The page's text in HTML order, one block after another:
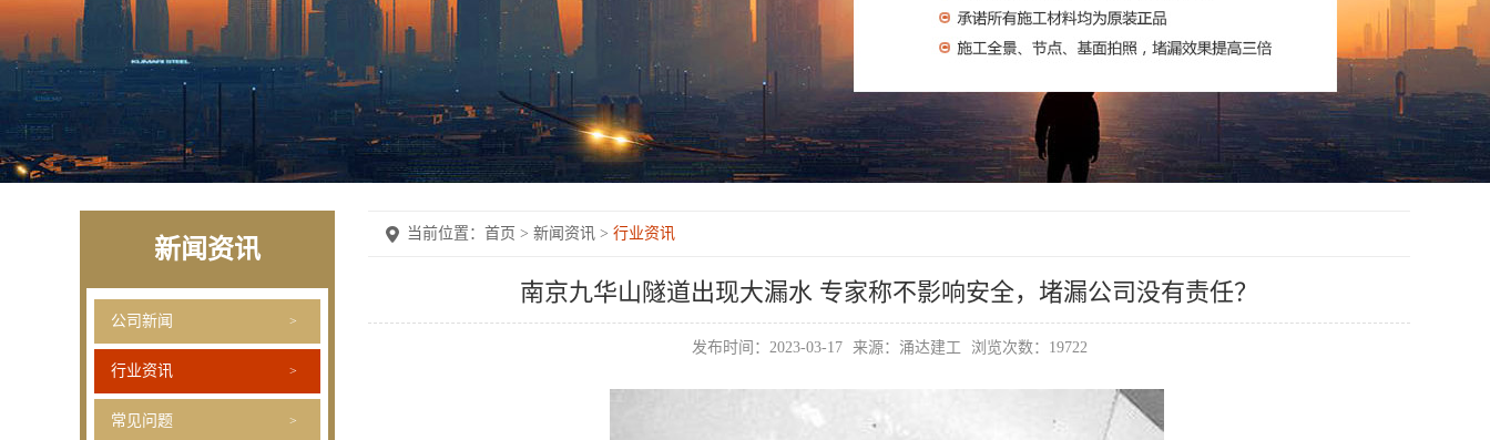
新闻资讯
公司新闻
行业资讯
常见问题
当前位置： 首页 > 新闻资讯 > 行业资讯
南京九华山隧道出现大漏水 专家称不影响安全，堵漏公司没有责任？
发布时间：2023-03-17 来源：涌达建工 浏览次数：19722